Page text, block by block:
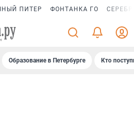
ПИТЕР ФОНТАНКА ГО
Образование в Петербурге Кто